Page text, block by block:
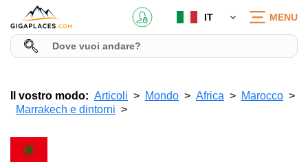
IT MENU
Il vostro modo: Articoli Mondo Africa
Marocco
Marrakech e dintorni